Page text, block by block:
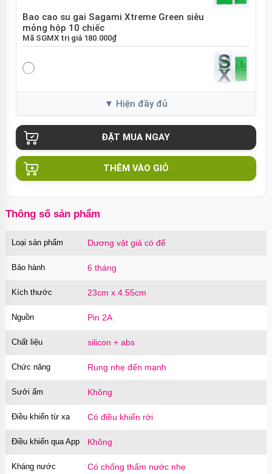
Bao cao su gai Sagami Xtreme Green siêu
mỏng hộp 10 chiếc
Mã SGMXtrị giá 180.000₫
Bao cao su Sagami Xtreme White Nhật Bản
MãSGMEtrị giá120.000₫
Bao cao su Sagami Xtreme siêu mỏng hộp
10 chiếc Nhật Bản
Củ sạc Hoco Mini Travel Charger 10.5W
MãHOCO 90.000₫
THÊM VÀO GIỎ
Thông số sản phẩm
Loại sản phẩm Dương vật giả có đế
Bảo hành 6 tháng
Kích thước 23cm x 4.55cm
Nguồn Pin 2A
Chất liệu silicon + abs
Chức năng Rung nhẹ đến mạnh
Sưởi ấm Không
Điều khiển từ xa Có điều khiển rời
Điều khiển qua App Không
Kháng nước Có chống thấm nước nhẹ